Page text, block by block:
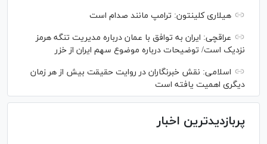
هیلاری کلینتون: ترامپ مانند صدام است
عراقچی: ایران به توافق با عمان درباره مدیریت تنگه هرمز
نزدیک است/ توضیحات درباره موضوع سهم ایران از خزر
اسلامی: نقش خبرنگاران در روایت حقیقت بیش از هر زمان
دیگری اهمیت یافته است
پربازدیدترین اخبار